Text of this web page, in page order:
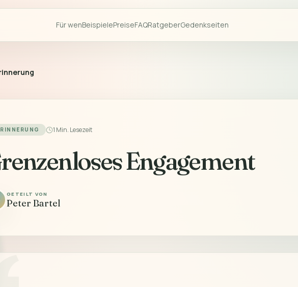
Für wenBeispielePreiseFAQRatgeberGedenkseiten
1 Min. Lesezeit
Engagement
GETEILT VON
Peter Bartel